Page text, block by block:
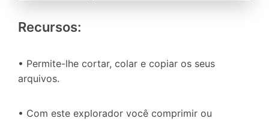
Recursos:
• Permite-lhe cortar, colar e copiar os seus
arquivos.
• Com este explorador você comprimir ou